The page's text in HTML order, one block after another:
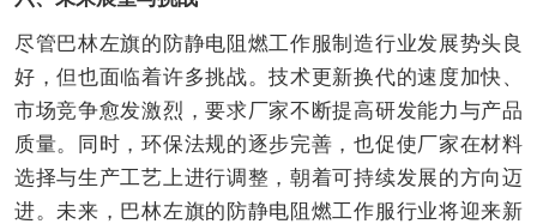
尽管巴林左旗的防静电阻燃工作服制造行业发展势头良
好，但也面临着许多挑战。技术更新换代的速度加快、
市场竞争愈发激烈，要求厂家不断提高研发能力与产品
质量。同时，环保法规的逐步完善，也促使厂家在材料
选择与生产工艺上进行调整，朝着可持续发展的方向迈
进。未来，巴林左旗的防静电阻燃工作服行业将迎来新